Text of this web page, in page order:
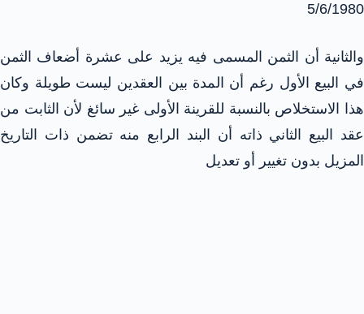
5/6/1980
والثانية أن الثمن المسمى فيه يزيد على عشرة أضعاف الثمن
في البيع الأول رغم أن المدة بين العقدين ليست طويلة وكان
هذا الاستخلاص بالنسبة للقرينة الأولى غير سائغ لأن الثابت من
عقد البيع الثاني ذاته أن البند الرابع منه تضمن ذات التاريخ
المزيل بدون تغيير أو تعديل